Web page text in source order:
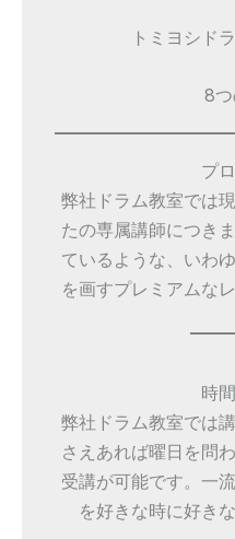
トミヨシド
8
プ
弊社ドラム教室では
たの専属講師につき
ているような、いわ
を画すプレミアムな
時
弊社ドラム教室では
さえあれば曜日を問
受講が可能です。一
を好きな時に好き